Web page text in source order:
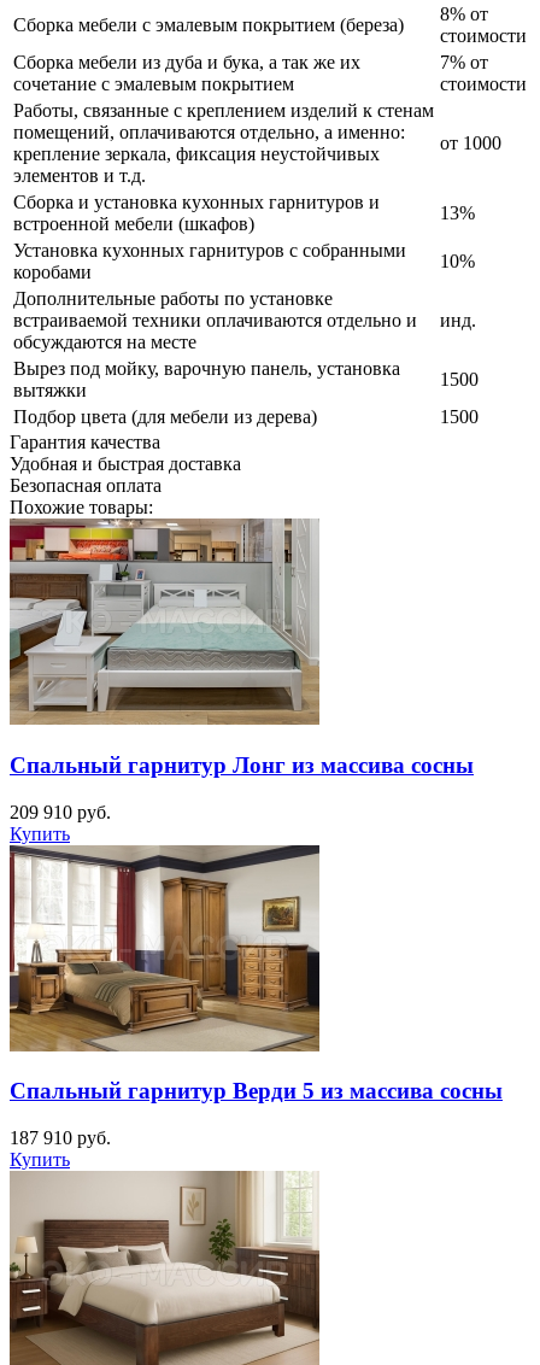
Сборка мебели с эмалевым покрытием (береза)
8% от
стоимости
Сборка мебели из дуба и бука, а так же их
сочетание с эмалевым покрытием
7% от
стоимости
Работы, связанные с креплением изделий к стенам
помещений, оплачиваются отдельно, а именно:
крепление зеркала, фиксация неустойчивых
элементов и т.д.
от 1000
Сборка и установка кухонных гарнитуров и
встроенной мебели (шкафов)
13%
Установка кухонных гарнитуров с собранными
коробами
10%
Дополнительные работы по установке
встраиваемой техники оплачиваются отдельно и
обсуждаются на месте
инд.
Вырез под мойку, варочную панель, установка
вытяжки
1500
Подбор цвета (для мебели из дерева)
1500
Гарантия качества
Удобная и быстрая доставка
Безопасная оплата
Похожие товары:
Спальный гарнитур Лонг из массива сосны
209 910 руб.
Купить
Спальный гарнитур Верди 5 из массива сосны
187 910 руб.
Купить